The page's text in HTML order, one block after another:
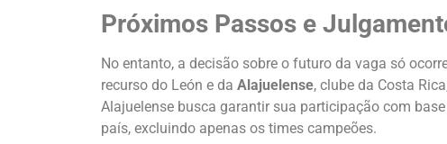
Próximos Passos e
No entanto, a decisão sobre o futuro da vaga só
recurso do León e da Alajuelense, clube da Costa
Alajuelense busca garantir sua participação com
país, excluindo apenas os times campeões.